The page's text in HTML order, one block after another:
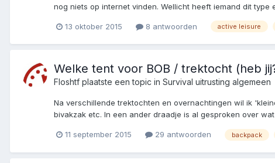
nog niets op internet vinden. Wellicht heeft iemand dit type
13 oktober 2015 8 antwoorden active leisure
Welke tent voor BOB / trektocht (heb
Floshtf plaatste een topic in Survival uitrusting algemeen
Na verschillende trektochten en overnachtingen wil ik
bivakzak etc. In een ander draadje is al gesproken over
11 september 2015 29 antwoorden backpack